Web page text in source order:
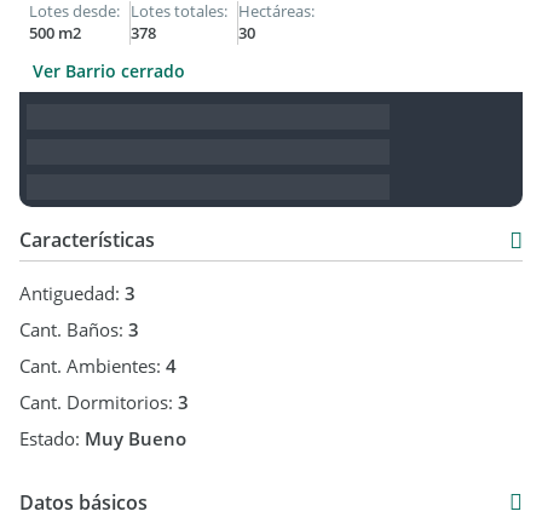
Lotes desde:
500 m2
Lotes totales:
378
Hectáreas:
30
Ver Barrio cerrado
Características
Antiguedad: 3
Cant. Baños: 3
Cant. Ambientes: 4
Cant. Dormitorios: 3
Estado: Muy Bueno
Datos básicos